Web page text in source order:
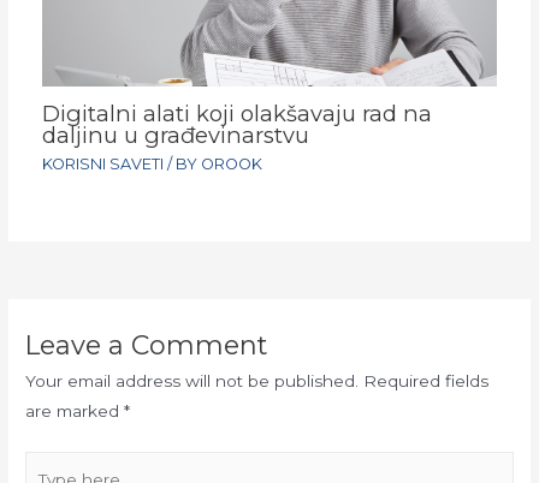
Digitalni alati koji olakšavaju rad na
daljinu u građevinarstvu
KORISNI SAVETI / BY OROOK
Leave a Comment
Your email address will not be published.
Required fields
are marked*